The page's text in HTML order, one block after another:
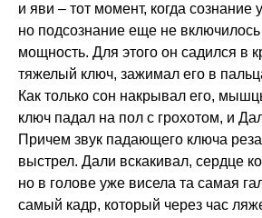
и яви – тот момент, когда сознание
но подсознание еще не
мощность. Для этого он садился в
тяжелый ключ, зажимал его в
Как только сон накрывал его,
ключ падал на пол с грохотом, и
Причем звук падающего ключа
выстрел. Дали вскакивал, сердце
но в голове уже висела та самая
самый кадр, который через час